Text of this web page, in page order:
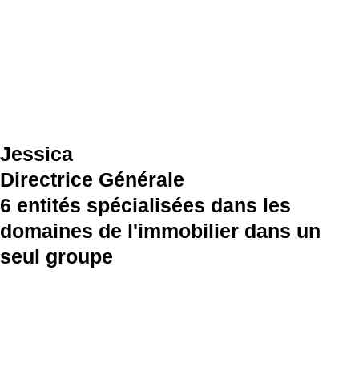
Jessica
Directrice Générale
6 entités spécialisées dans les
domaines de l'immobilier dans un
seul groupe